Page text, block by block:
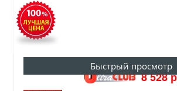
9 476 руб.8 529 руб.
8 528
Быстрый просмотр